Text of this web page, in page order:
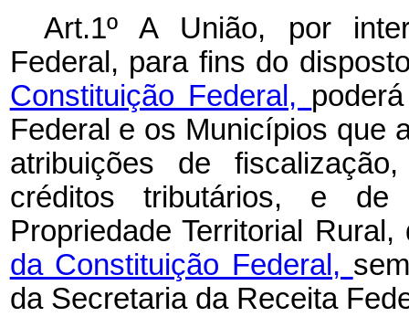
Art.1º A União, por
Federal, para fins do
Constituição Federal,
Federal e os Municípios que
atribuições de
créditos tributários, e
Propriedade Territorial
da Constituição Federal,
da Secretaria da Receita